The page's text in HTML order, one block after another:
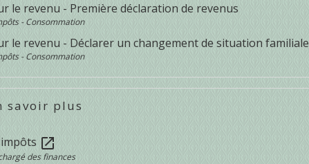
le revenu - Première déclaration de revenus
- Consommation
le revenu - Déclarer un changement de situation familiale
- Consommation
savoir plus
open_in_new
des finances